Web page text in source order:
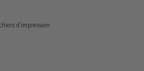
supprimés et ne seront ainsi pas
d'impression